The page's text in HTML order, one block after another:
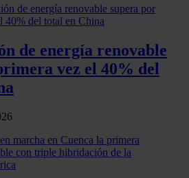
uso que haya hecho de sus servicios.
de energía renovable
vez el 40% del